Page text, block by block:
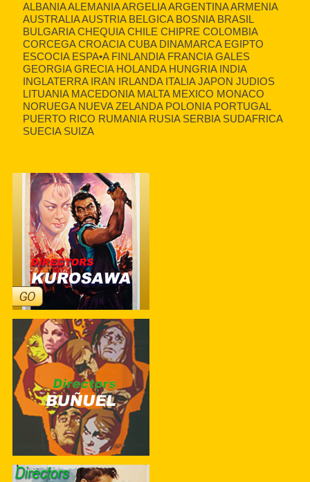
ALBANIA ALEMANIA ARGELIA ARGENTINA ARMENIA
AUSTRALIA AUSTRIA BELGICA BOSNIA BRASIL
BULGARIA CHEQUIA CHILE CHIPRE COLOMBIA
CORCEGA CROACIA CUBA DINAMARCA EGIPTO
ESCOCIA ESPA•A FINLANDIA FRANCIA GALES
GEORGIA GRECIA HOLANDA HUNGRIA INDIA
INGLATERRA IRAN IRLANDA ITALIA JAPON JUDIOS
LITUANIA MACEDONIA MALTA MEXICO MONACO
NORUEGA NUEVA ZELANDA POLONIA PORTUGAL
PUERTO RICO RUMANIA RUSIA SERBIA SUDAFRICA
SUECIA SUIZA